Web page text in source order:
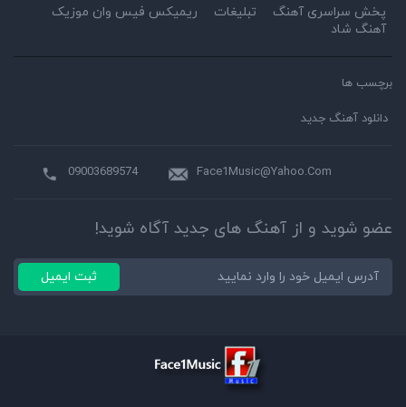
پخش سراسری آهنگ تبلیغات
ریمیکس فیس وان موزیک
آهنگ شاد
برچسب ها
دانلود آهنگ جدید
Face1Music@Yahoo.Com
09003689574
عضو شوید و از آهنگ های جدید آگاه شوید!
ثبت ایمیل